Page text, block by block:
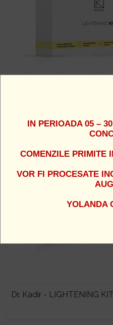
Dr. Kadir - LIGHTENING KIT
IN PERIOADA 05 –
COMENZILE PRIMITE
VOR FI PROCESATE
YOLANDA